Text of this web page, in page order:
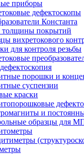
приборы
дефектоскопы
Константа
покрытий
вихретокового
для контроля резьбы
порошки и
суспензии
краски
и
образцы для